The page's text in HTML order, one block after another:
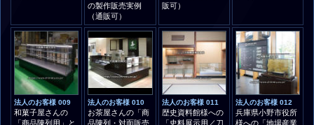
の製作販売実例
（通販可）
販可）
法人のお客様 009
和菓子屋さんの
「商品陳列用」と
法人のお客様 010
お茶屋さんの「商
品陳列・対面販売
法人のお客様 011
歴史資料館様への
「史料展示用／刀
法人のお客様 012
兵庫県小野市役所
様への「地場産業